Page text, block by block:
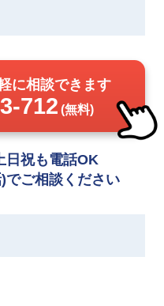
に相談できます
712 (無料)
日祝も電話OK
でご相談ください